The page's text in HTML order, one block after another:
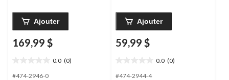
Ajouter
169,99 $
0.0 (0)
étoile(s)
#474-2946-0
Ajouter
59,99 $
0.0 (0)
étoile(s)
#474-2944-4